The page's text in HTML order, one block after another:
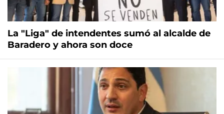
La "Liga" de intendentes sumó al alcalde de
Baradero y ahora son doce